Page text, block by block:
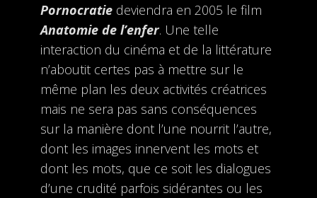
Pornocratiedeviendra en 2005 le film
Anatomie de l’enfer. Une telle
interaction du cinéma et de la littérature
n’aboutit certes pas à mettre sur le
même plan les deux activités créatrices
mais ne sera pas sans conséquences
sur la manière dont l’une nourrit l’autre,
dont les images innervent les mots et
dont les mots, que ce soit les dialogues
d’une crudité parfois sidérantes ou les